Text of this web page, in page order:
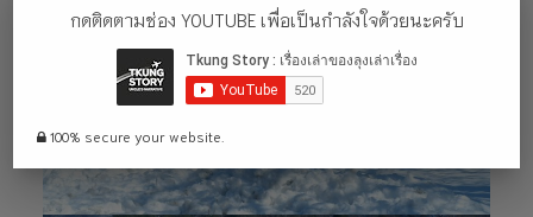
กดติดตามช่อง YOUTUBE เพื่อเป็นกำลังใจด้วยนะครับ
100% secure your website.